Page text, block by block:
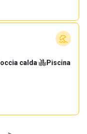
calda·
Piscina